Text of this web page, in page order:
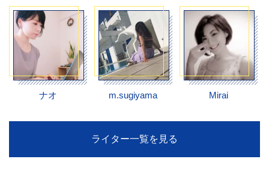
ナオ m.sugiyama Mirai
ライター一覧を見る